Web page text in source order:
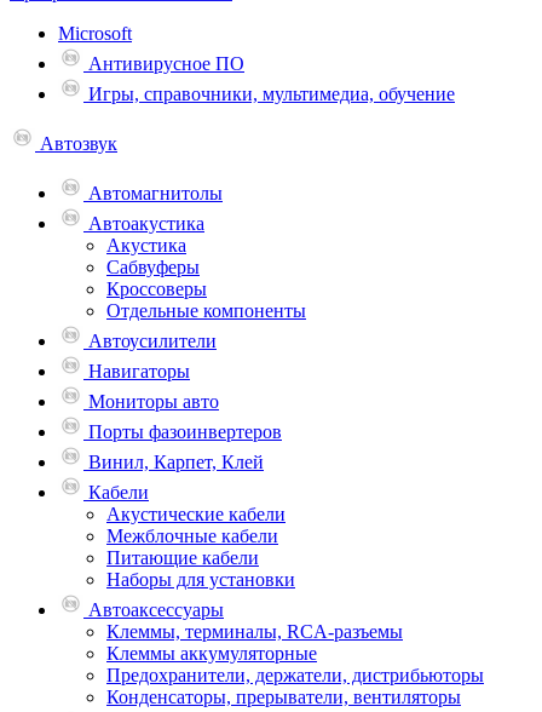
Microsoft
Антивирусное ПО
Игры, справочники, мультимедиа, обучение
Автозвук
Автомагнитолы
Автоакустика
Акустика
Сабвуферы
Кроссоверы
Отдельные компоненты
Автоусилители
Навигаторы
Мониторы авто
Порты фазоинвертеров
Винил, Карпет, Клей
Кабели
Акустические кабели
Межблочные кабели
Питающие кабели
Наборы для установки
Автоаксессуары
Клеммы, терминалы, RCA-разъемы
Клеммы аккумуляторные
Предохранители, держатели, дистрибьюторы
Конденсаторы, прерыватели, вентиляторы